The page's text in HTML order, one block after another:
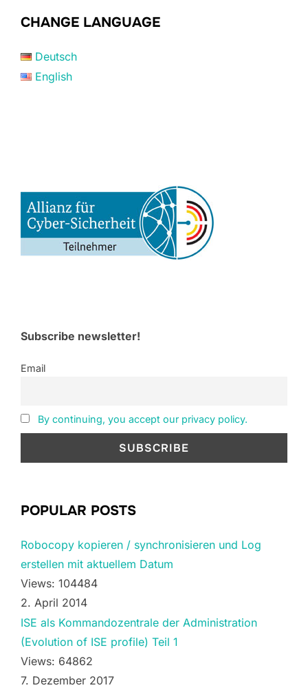
CHANGE LANGUAGE
Deutsch
English
Subscribe newsletter!
Email
By continuing, you accept our privacy policy.
POPULAR POSTS
Robocopy kopieren / synchronisieren und Log
erstellen mit aktuellem Datum
Views: 104484
2. April 2014
ISE als Kommandozentrale der Administration
(Evolution of ISE profile) Teil 1
Views: 64862
7. Dezember 2017